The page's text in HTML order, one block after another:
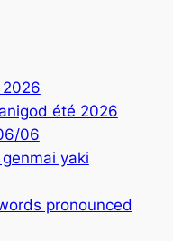
été 2026
06
genmai yaki
pronounced